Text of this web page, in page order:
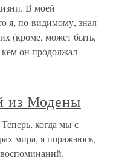
В моей
я, по-видимому, знал
(кроме, может быть,
кем он продолжал
из Модены
когда мы с
мира, я поражаюсь,